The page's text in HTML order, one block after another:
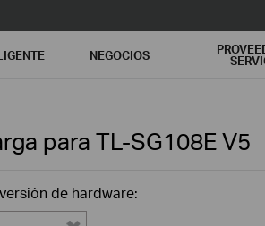
NEGOCIOS
para TL-SG108E V5
de hardware: